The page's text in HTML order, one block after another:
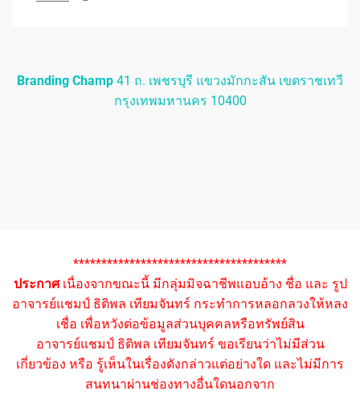
Branding Champ 41 ถ. เพชรบุรี แขวงมักกะสัน เขตราชเทวี
กรุงเทพมหานคร 10400
**************************************
ประกาศเนื่องจากขณะนี้ มีกลุ่มมิจฉาชีพแอบอ้าง ชื่อ และ รูป
อาจารย์แชมป์ ธิติพล เทียมจันทร์ กระทำการหลอกลวงให้หลง
เชื่อ เพื่อหวังต่อข้อมูลส่วนบุคคลหรือทรัพย์สิน
อาจารย์แชมป์ ธิติพล เทียมจันทร์ ขอเรียนว่าไม่มีส่วน
เกี่ยวข้อง หรือ รู้เห็นในเรื่องดังกล่าวแต่อย่างใด และไม่มีการ
สนทนาผ่านช่องทางอื่นใดนอกจาก